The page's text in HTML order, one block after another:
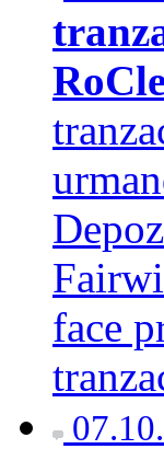
face